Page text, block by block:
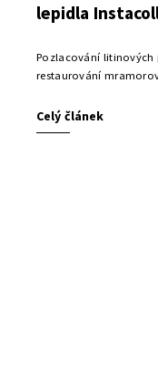
lepidla
Pozlacování litinových
restaurování
Celý článek